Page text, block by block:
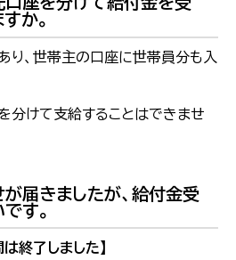
か。
り、世帯主の口座に世帯員分も入
分けて支給することはできませ
届きましたが、給付金受
す。
終了しました】